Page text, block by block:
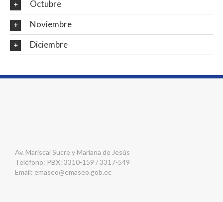
Octubre
Noviembre
Diciembre
Av. Mariscal Sucre y Mariana de Jesús
Teléfono: PBX: 3310-159 / 3317-549
Email: emaseo@emaseo.gob.ec